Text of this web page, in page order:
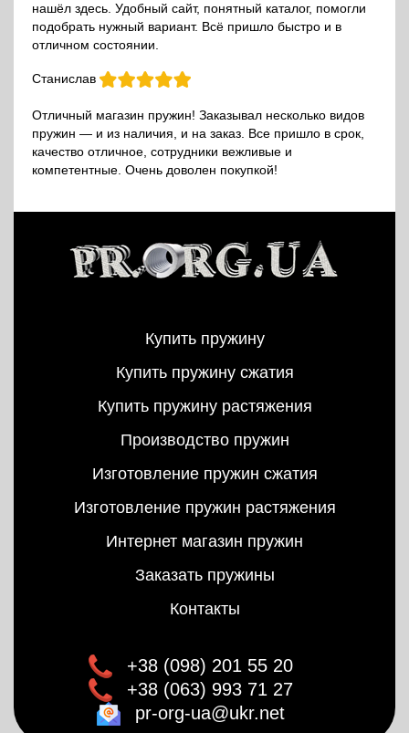
нашёл здесь. Удобный сайт, понятный каталог, помогли
подобрать нужный вариант. Всё пришло быстро и в
отличном состоянии.
Станислав
Отличный магазин пружин! Заказывал несколько видов
пружин — и из наличия, и на заказ. Все пришло в срок,
качество отличное, сотрудники вежливые и
компетентные. Очень доволен покупкой!
Купить пружину
Купить пружину сжатия
Купить пружину растяжения
Производство пружин
Изготовление пружин сжатия
Изготовление пружин растяжения
Интернет магазин пружин
Заказать пружины
Контакты
+38 (098) 201 55 20
+38 (063) 993 71 27
pr-org-ua@ukr.net